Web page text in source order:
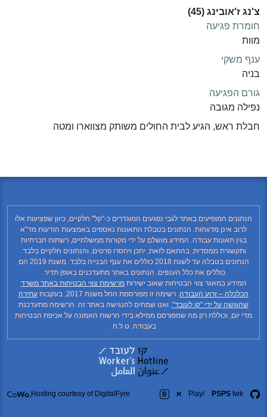
צ'נג ז'אובינג (45)
חומרת פגיעה
מוות
ענף משקי
בניה
גורם הפגיעה
נפילה מגובה
חבלת ראש, הגיע לבית החולים משותק מצווארו ומטה
הנתונים המופיעים באתר לגבי נפגעים המוגדרים כ-"קל" חלקיים, כיוון שפציעות אלו
לרוב אינן מדווחות. הנתונים בטבלת התאונות נאספים באמצעות הודעות מד"א
בגין תאונות עבודה. המידע מושלם על ידי מקורות ממשלתיים, רשתות חברתיות
ותקשורת ממסדית. בהתאם לזאת, יתכן ויחסרו פרטים, והנתונים חלקיים בלבד.
הנתונים בטבלה עד לשנת 2018 כוללים את ענף הבנייה בלבד. משנת 2019 הם
כוללים את כלל הענפים. הנתונים באתר מתעדכנים באופן תדיר.
המידע במאגר צווי הבטיחות שאוב ישירותמרשימת צווי הבטיחות באתר משרד
הכלכלה – זרוע העבודה. רשימה זו מפורסמת החל משנת 2017, בעקבות
עתירה
שהוגשה על ידי "קו לעובד", ואנו שמחים להנגישה באתר זה. הרשימה מתעדכנת
מדי יום, וכוללת רק מה שמפורסם ממילא בידי הרשות האמונה על אכיפת הבטיחות
בעבודה. ט.ל.ח.
Hosting courtesy of DigitalFyre א Play! PSPS fwk